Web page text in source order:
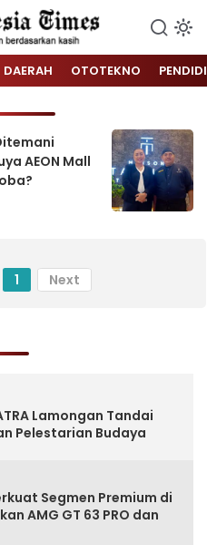
DAERAH OTOTEKNO
AEON Mall
1 Next
Lamongan Tandai
Pelestarian Budaya
Segmen Premium di
AMG GT 63 PRO dan